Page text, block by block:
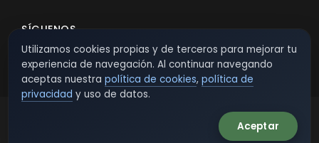
SÍGUENOS
© 2026 TSW - TecnoServiWeb. All Rights Reserved.
Utilizamos cookies propias y de terceros para mejorar tu
experiencia de navegación. Al continuar navegando
aceptas nuestra política de cookies, política de
privacidad y uso de datos.
Aceptar